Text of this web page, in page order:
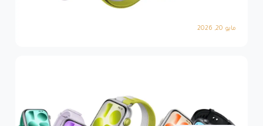
مايو 20, 2026